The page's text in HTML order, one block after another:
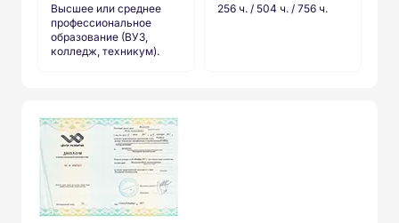
Высшее или среднее
профессиональное
образование (ВУЗ,
колледж, техникум).
256 ч. / 504 ч. / 756 ч.